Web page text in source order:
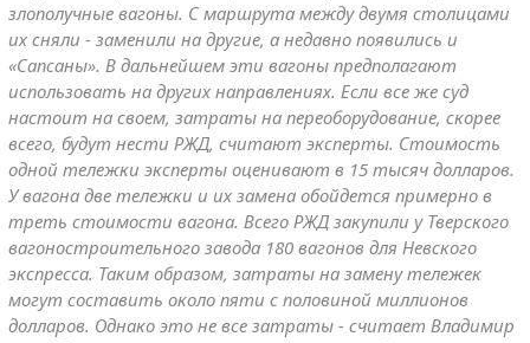
злополучные вагоны. С маршрута между двумя столицами
их сняли - заменили на другие, а недавно появились и
«Сапсаны». В дальнейшем эти вагоны предполагают
использовать на других направлениях. Если все же суд
настоит на своем, затраты на переоборудование, скорее
всего, будут нести РЖД, считают эксперты. Стоимость
одной тележки эксперты оценивают в 15 тысяч долларов.
У вагона две тележки и их замена обойдется примерно в
треть стоимости вагона. Всего РЖД закупили у Тверского
вагоностроительного завода 180 вагонов для Невского
экспресса. Таким образом, затраты на замену тележек
могут составить около пяти с половиной миллионов
долларов. Однако это не все затраты - считает Владимир